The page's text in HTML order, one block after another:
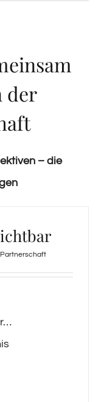
der
– die
Partnerschaft